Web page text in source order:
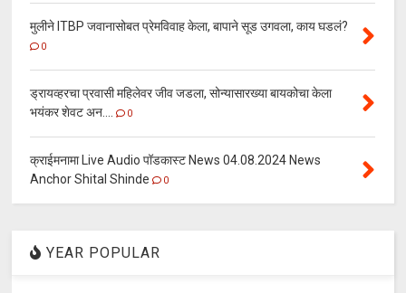
मुलीने ITBP जवानासोबत प्रेमविवाह केला, बापाने सूड उगवला, काय घडलं?
0
ड्रायव्हरचा प्रवासी महिलेवर जीव जडला, सोन्यासारख्या बायकोचा केला
भयंकर शेवट अन....
0
क्राईमनामा Live Audio पॉडकास्ट News 04.08.2024 News
Anchor Shital Shinde
0
YEAR POPULAR